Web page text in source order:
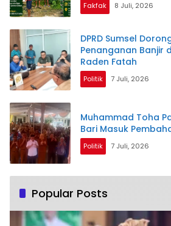
Fakfak 8 Juli, 2026
DPRD Sumsel
Penanganan Banjir
Raden Fatah
Politik 7 Juli, 2026
Muhammad Toha
Bari Masuk
Politik 7 Juli, 2026
Popular Posts